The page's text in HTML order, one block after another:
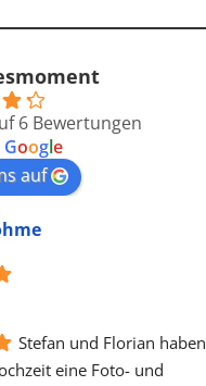
6 Bewertungen
Google
auf
Stefan und Florian haben
eine Foto- und